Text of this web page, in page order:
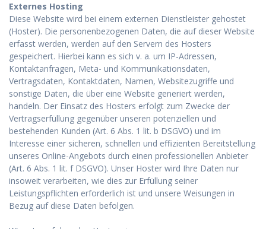
Externes Hosting
Diese Website wird bei einem externen Dienstleister gehostet
(Hoster). Die personenbezogenen Daten, die auf dieser Website
erfasst werden, werden auf den Servern des Hosters
gespeichert. Hierbei kann es sich v. a. um IP-Adressen,
Kontaktanfragen, Meta- und Kommunikationsdaten,
Vertragsdaten, Kontaktdaten, Namen, Websitezugriffe und
sonstige Daten, die über eine Website generiert werden,
handeln. Der Einsatz des Hosters erfolgt zum Zwecke der
Vertragserfüllung gegenüber unseren potenziellen und
bestehenden Kunden (Art. 6 Abs. 1 lit. b DSGVO) und im
Interesse einer sicheren, schnellen und effizienten Bereitstellung
unseres Online-Angebots durch einen professionellen Anbieter
(Art. 6 Abs. 1 lit. f DSGVO). Unser Hoster wird Ihre Daten nur
insoweit verarbeiten, wie dies zur Erfüllung seiner
Leistungspflichten erforderlich ist und unsere Weisungen in
Bezug auf diese Daten befolgen.